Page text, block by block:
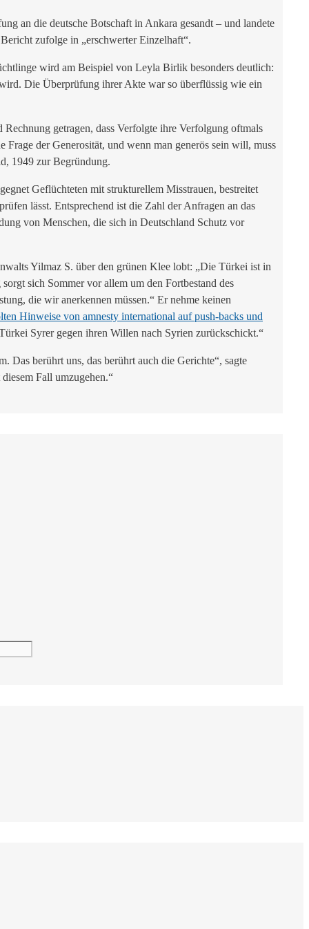
an die deutsche Botschaft in Ankara gesandt – und landete
zufolge in „erschwerter Einzelhaft“.
wird am Beispiel von Leyla Birlik besonders deutlich:
Die Überprüfung ihrer Akte war so überflüssig wie ein
getragen, dass Verfolgte ihre Verfolgung oftmals
der Generosität, und wenn man generös sein will, muss
1949 zur Begründung.
Geflüchteten mit strukturellem Misstrauen, bestreitet
lässt. Entsprechend ist die Zahl der Anfragen an das
von Menschen, die sich in Deutschland Schutz vor
Yilmaz S. über den grünen Klee lobt: „Die Türkei ist in
sich Sommer vor allem um den Fortbestand des
die wir anerkennen müssen.“ Er nehme keinen
Hinweise von amnesty international auf push-backs und
Syrer gegen ihren Willen nach Syrien zurückschickt.“
Das berührt uns, das berührt auch die Gerichte“, sagte
Fall umzugehen.“